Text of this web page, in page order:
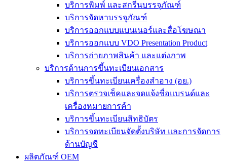
บริการพิมพ์ และสกรีนบรรจุภัณฑ์
บริการจัดหาบรรจุภัณฑ์
บริการออกแบบแบนเนอร์และสื่อโฆษณา
บริการออกแบบ VDO Presentation Product
บริการถ่ายภาพสินค้า และแต่งภาพ
บริการด้านการขึ้นทะเบียนเอกสาร
บริการขึ้นทะเบียนเครื่องสำอาง (อย.)
บริการตรวจเช็คและจดแจ้งชื่อแบรนด์และ
เครื่องหมายการค้า
บริการขึ้นทะเบียนสิทธิบัตร
บริการจดทะเบียนจัดตั้งบริษัท และการจัดการ
ด้านบัญชี
ผลิตภัณฑ์ OEM